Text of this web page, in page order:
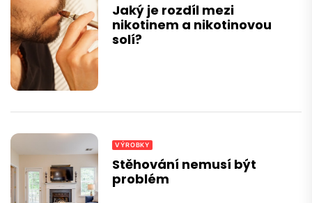
Jaký je rozdíl mezi
nikotinem a nikotinovou
solí?
VÝROBKY
Stěhování nemusí být
problém